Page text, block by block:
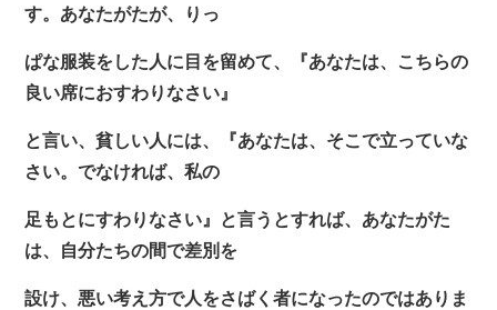
す。あなたがたが、りっ
ぱな服装をした人に目を留めて、『あなたは、こちらの
良い席におすわりなさい』
と言い、貧しい人には、『あなたは、そこで立っていな
さい。でなければ、私の
足もとにすわりなさい』と言うとすれば、あなたがた
は、自分たちの間で差別を
設け、悪い考え方で人をさばく者になったのではありま